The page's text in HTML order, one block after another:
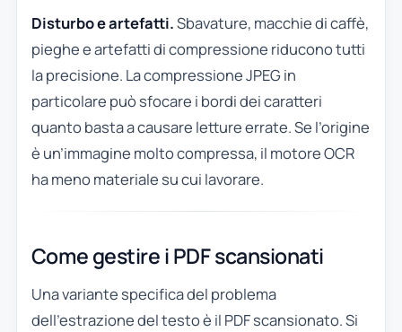
Disturbo e artefatti.Sbavature, macchie di caffè,
pieghe e artefatti di compressione riducono tutti
la precisione. La compressione JPEG in
particolare può sfocare i bordi dei caratteri
quanto basta a causare letture errate. Se l’origine
è un’immagine molto compressa, il motore OCR
ha meno materiale su cui lavorare.
Come gestire i PDF scansionati
Una variante specifica del problema
dell’estrazione del testo è il PDF scansionato. Si